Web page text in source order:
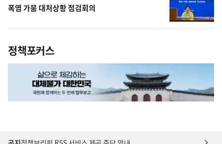
폭염 가뭄 대처상황 점검회의
정책포커스